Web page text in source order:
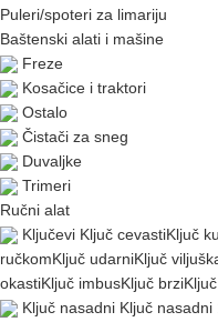
Puleri/spoteri za limariju
Baštenski alati i mašine
Freze
Kosačice i traktori
Ostalo
Čistači za sneg
Duvaljke
Trimeri
Ručni alat
Ključevi Ključ cevastiKljuč
ručkomKljuč udarniKljuč
okastiKljuč imbusKljuč brzi
Ključ nasadni Ključ nasadni